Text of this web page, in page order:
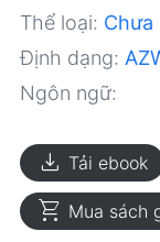
Thể loại: Chưa
Định dạng:
Ngôn ngữ:
download Tải ebook
shopping_cart Mua sách